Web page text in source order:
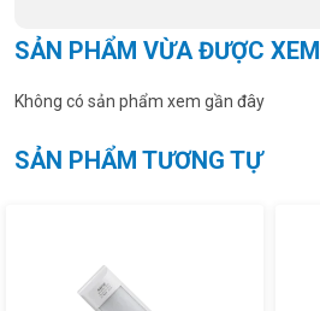
SẢN PHẨM VỪA ĐƯỢC XEM
Không có sản phẩm xem gần đây
SẢN PHẨM TƯƠNG TỰ